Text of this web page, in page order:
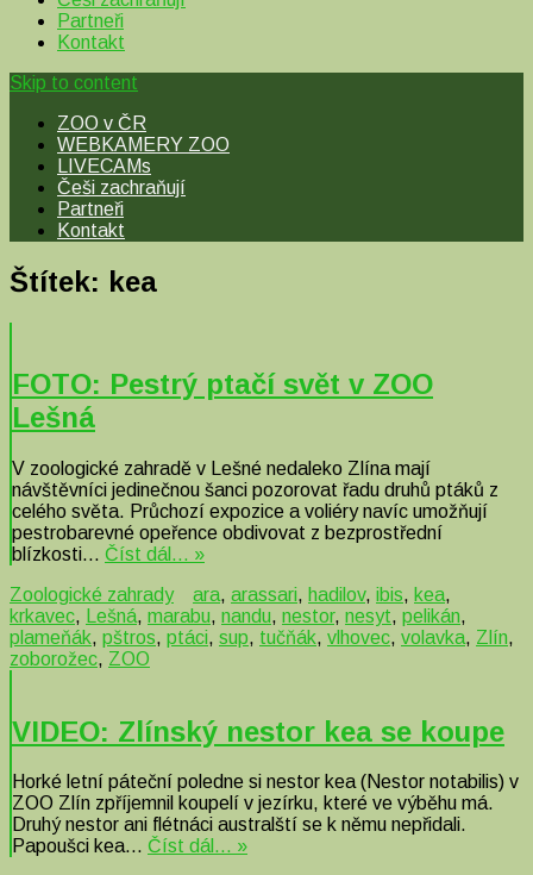
Partneři
Kontakt
Skip to content
ZOO v ČR
WEBKAMERY ZOO
LIVECAMs
Češi zachraňují
Partneři
Kontakt
Štítek: kea
FOTO: Pestrý ptačí svět v ZOO
Lešná
V zoologické zahradě v Lešné nedaleko Zlína mají
návštěvníci jedinečnou šanci pozorovat řadu druhů ptáků z
celého světa. Průchozí expozice a voliéry navíc umožňují
pestrobarevné opeřence obdivovat z bezprostřední
blízkosti… Číst dál… »
Zoologické zahrady
ara, arassari, hadilov, ibis, kea,
krkavec, Lešná, marabu, nandu, nestor, nesyt, pelikán,
plameňák, pštros, ptáci, sup, tučňák, vlhovec, volavka, Zlín,
zoborožec, ZOO
VIDEO: Zlínský nestor kea se koupe
Horké letní páteční poledne si nestor kea (Nestor notabilis) v
ZOO Zlín zpříjemnil koupelí v jezírku, které ve výběhu má.
Druhý nestor ani flétnáci australští se k němu nepřidali.
Papoušci kea… Číst dál… »